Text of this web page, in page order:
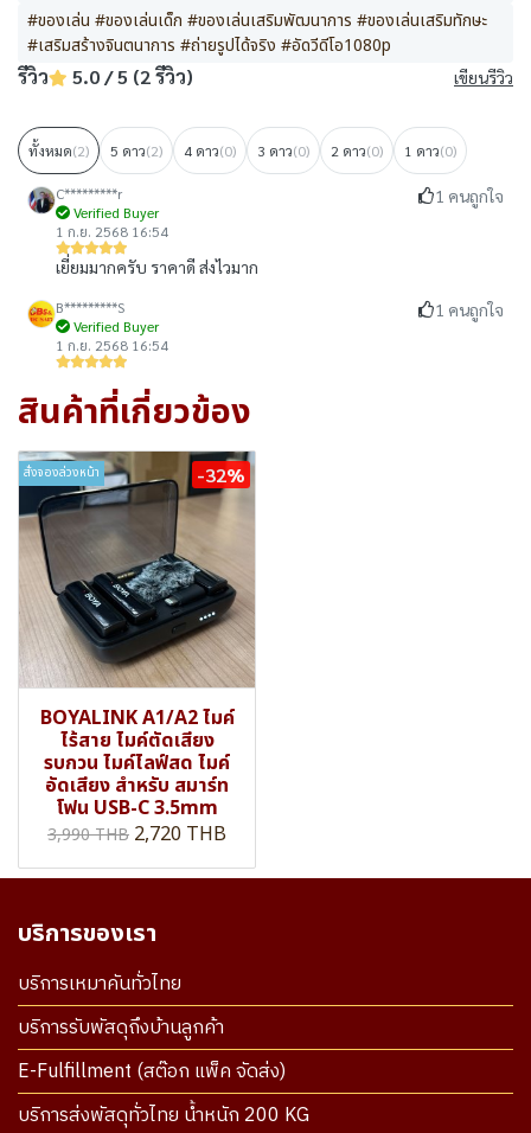
#ของเล่น #ของเล่นเด็ก #ของเล่นเสริมพัฒนาการ #ของเล่นเสริมทักษะ
#เสริมสร้างจินตนาการ #ถ่ายรูปได้จริง #อัดวีดีโอ1080p
รีวิว
5.0 / 5 (2 รีวิว) เขียนรีวิว
ทั้งหมด(2) 5 ดาว(2) 4 ดาว(0) 3 ดาว(0) 2 ดาว(0) 1 ดาว(0)
C*********r
Verified Buyer
1 ก.ย. 2568 16:54
เยี่ยมมากครับ ราคาดี ส่งไวมาก
1 คนถูกใจ
B*********S
Verified Buyer
1 ก.ย. 2568 16:54
1 คนถูกใจ
สินค้าที่เกี่ยวข้อง
สั่งจองล่วงหน้า -32%
BOYALINK A1/A2 ไมค์
ไร้สาย ไมค์ตัดเสียง
รบกวน ไมค์ไลฟ์สด ไมค์
อัดเสียง สำหรับ สมาร์ท
โฟน USB-C 3.5mm
3,990 THB 2,720 THB
บริการของเรา
บริการเหมาคันทั่วไทย
บริการรับพัสดุถึงบ้านลูกค้า
E-Fulfillment (สต๊อก แพ็ค จัดส่ง)
บริการส่งพัสดุทั่วไทย น้ำหนัก 200 KG